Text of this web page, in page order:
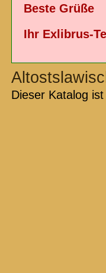
Beste Grüße
Ihr Exlibrus-
Dieser Katalog